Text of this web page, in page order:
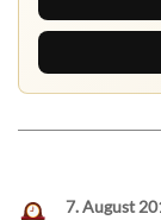
7. August